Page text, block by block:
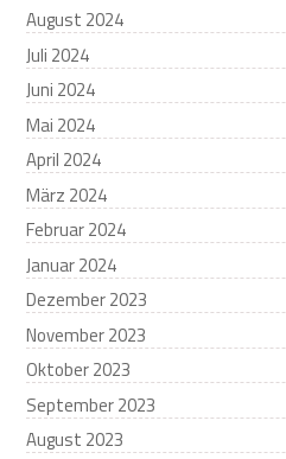
August 2024
Juli 2024
Juni 2024
Mai 2024
April 2024
März 2024
Februar 2024
Januar 2024
Dezember 2023
November 2023
Oktober 2023
September 2023
August 2023